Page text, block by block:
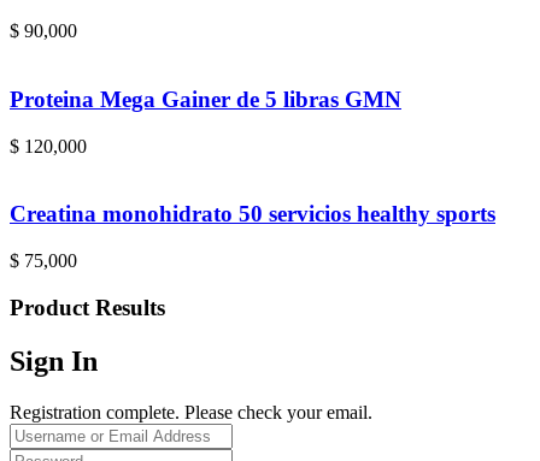
$ 90,000
Proteina Mega Gainer de 5 libras GMN
$ 120,000
Creatina monohidrato 50 servicios healthy sports
$ 75,000
Product Results
Sign In
Registration complete. Please check your email.